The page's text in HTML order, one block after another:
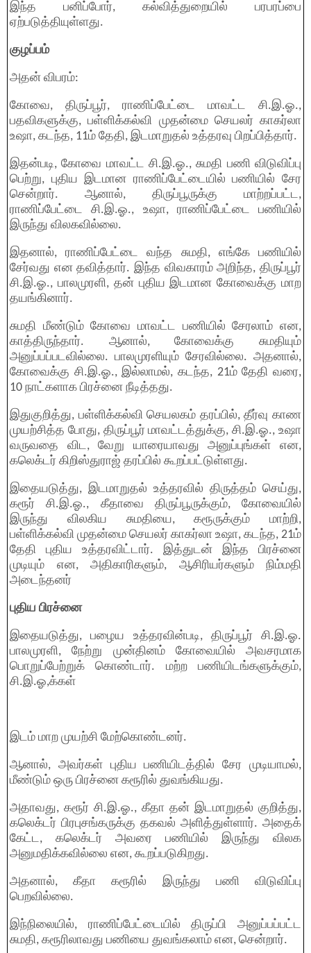
இந்த பனிப்போர், கல்வித்துறையில் பரபரப்பை
ஏற்படுத்தியுள்ளது.
குழப்பம்
அதன் விபரம்:
கோவை, திருப்பூர், ராணிப்பேட்டை மாவட்ட சி.இ.ஓ.,
பதவிகளுக்கு, பள்ளிக்கல்வி முதன்மை செயலர் காகர்லா
உஷா, கடந்த, 11ம் தேதி, இடமாறுதல் உத்தரவு பிறப்பித்தார்.
இதன்படி, கோவை மாவட்ட சி.இ.ஓ., சுமதி பணி விடுவிப்பு
பெற்று, புதிய இடமான ராணிப்பேட்டையில் பணியில் சேர
சென்றார். ஆனால், திருப்பூருக்கு மாற்றப்பட்ட,
ராணிப்பேட்டை சி.இ.ஓ., உஷா, ராணிப்பேட்டை பணியில்
இருந்து விலகவில்லை.
இதனால், ராணிப்பேட்டை வந்த சுமதி, எங்கே பணியில்
சேர்வது என தவித்தார். இந்த விவகாரம் அறிந்த, திருப்பூர்
சி.இ.ஓ., பாலமுரளி, தன் புதிய இடமான கோவைக்கு மாற
தயங்கினார்.
சுமதி மீண்டும் கோவை மாவட்ட பணியில் சேரலாம் என,
காத்திருந்தார். ஆனால், கோவைக்கு சுமதியும்
அனுப்பப்படவில்லை. பாலமுரளியும் சேரவில்லை. அதனால்,
கோவைக்கு சி.இ.ஓ., இல்லாமல், கடந்த, 21ம் தேதி வரை,
10 நாட்களாக பிரச்னை நீடித்தது.
இதுகுறித்து, பள்ளிக்கல்வி செயலகம் தரப்பில், தீர்வு காண
முயற்சித்த போது, திருப்பூர் மாவட்டத்துக்கு, சி.இ.ஓ., உஷா
வருவதை விட, வேறு யாரையாவது அனுப்புங்கள் என,
கலெக்டர் கிறிஸ்துராஜ் தரப்பில் கூறப்பட்டுள்ளது.
இதையடுத்து, இடமாறுதல் உத்தரவில் திருத்தம் செய்து,
கரூர் சி.இ.ஓ., கீதாவை திருப்பூருக்கும், கோவையில்
இருந்து விலகிய சுமதியை, கரூருக்கும் மாற்றி,
பள்ளிக்கல்வி முதன்மை செயலர் காகர்லா உஷா, கடந்த, 21ம்
தேதி புதிய உத்தரவிட்டார். இத்துடன் இந்த பிரச்னை
முடியும் என, அதிகாரிகளும், ஆசிரியர்களும் நிம்மதி
அடைந்தனர்
புதிய பிரச்னை
இதையடுத்து, பழைய உத்தரவின்படி, திருப்பூர் சி.இ.ஓ.
பாலமுரளி, நேற்று முன்தினம் கோவையில் அவசரமாக
பொறுப்பேற்றுக் கொண்டார். மற்ற பணியிடங்களுக்கும்,
சி.இ.ஓ,க்கள்
இடம் மாற முயற்சி மேற்கொண்டனர்.
ஆனால், அவர்கள் புதிய பணியிடத்தில் சேர முடியாமல்,
மீண்டும் ஒரு பிரச்னை கரூரில் துவங்கியது.
அதாவது, கரூர் சி.இ.ஓ., கீதா தன் இடமாறுதல் குறித்து,
கலெக்டர் பிரபுசங்கருக்கு தகவல் அளித்துள்ளார். அதைக்
கேட்ட, கலெக்டர் அவரை பணியில் இருந்து விலக
அனுமதிக்கவில்லை என, கூறப்படுகிறது.
அதனால், கீதா கரூரில் இருந்து பணி விடுவிப்பு
பெறவில்லை.
இந்நிலையில், ராணிப்பேட்டையில் திருப்பி அனுப்பப்பட்ட
சுமதி, கரூரிலாவது பணியை துவங்கலாம் என, சென்றார்.